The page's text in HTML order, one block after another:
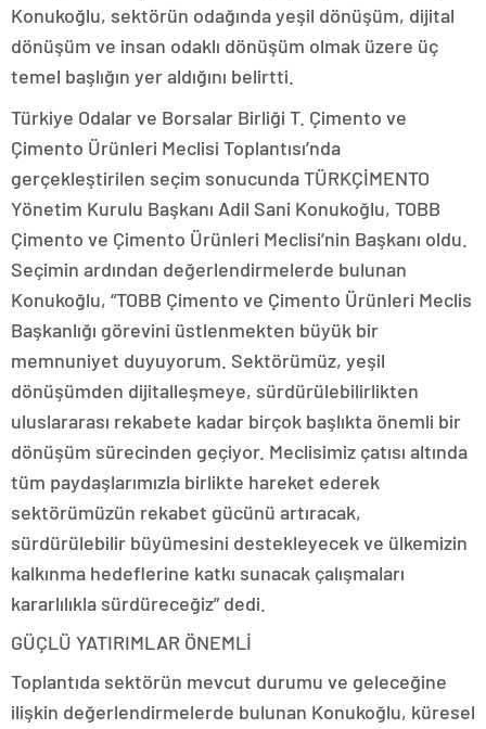
Konukoğlu, sektörün odağında yeşil dönüşüm, dijital
dönüşüm ve insan odaklı dönüşüm olmak üzere üç
temel başlığın yer aldığını belirtti.
Türkiye Odalar ve Borsalar Birliği T. Çimento ve
Çimento Ürünleri Meclisi Toplantısı’nda
gerçekleştirilen seçim sonucunda TÜRKÇİMENTO
Yönetim Kurulu Başkanı Adil Sani Konukoğlu, TOBB
Çimento ve Çimento Ürünleri Meclisi’nin Başkanı oldu.
Seçimin ardından değerlendirmelerde bulunan
Konukoğlu, “TOBB Çimento ve Çimento Ürünleri Meclis
Başkanlığı görevini üstlenmekten büyük bir
memnuniyet duyuyorum. Sektörümüz, yeşil
dönüşümden dijitalleşmeye, sürdürülebilirlikten
uluslararası rekabete kadar birçok başlıkta önemli bir
dönüşüm sürecinden geçiyor. Meclisimiz çatısı altında
tüm paydaşlarımızla birlikte hareket ederek
sektörümüzün rekabet gücünü artıracak,
sürdürülebilir büyümesini destekleyecek ve ülkemizin
kalkınma hedeflerine katkı sunacak çalışmaları
kararlılıkla sürdüreceğiz” dedi.
GÜÇLÜ YATIRIMLAR ÖNEMLİ
Toplantıda sektörün mevcut durumu ve geleceğine
ilişkin değerlendirmelerde bulunan Konukoğlu, küresel